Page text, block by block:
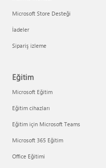
Microsoft Store Desteği
İadeler
Sipariş izleme
Eğitim
Microsoft Eğitim
Eğitim cihazları
Eğitim için Microsoft Teams
Microsoft 365 Eğitim
Office Eğitimi